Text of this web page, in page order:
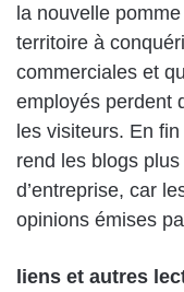
la nouvelle
territoire à
commerciales et
employés perdent
les visiteurs. En
rend les blogs
d’entreprise, car
opinions émises
liens et autres